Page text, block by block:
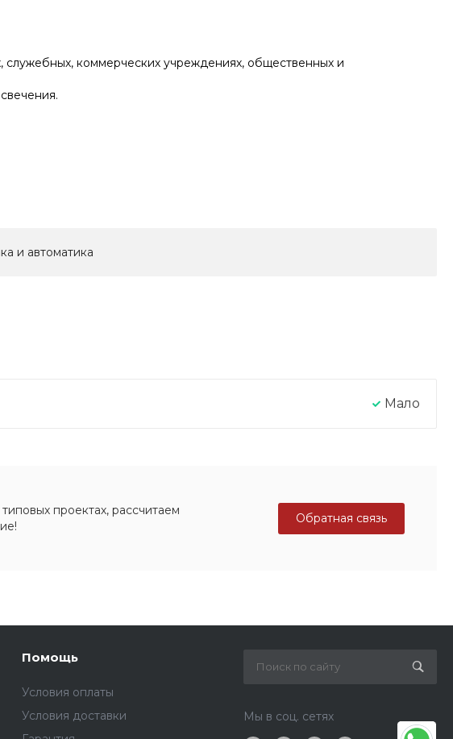
коммерческих учреждениях, общественных и
и автоматика
Мало
проектах, рассчитаем
Обратная связь
Помощь
Условия оплаты
Условия доставки
Мы в соц. сетях